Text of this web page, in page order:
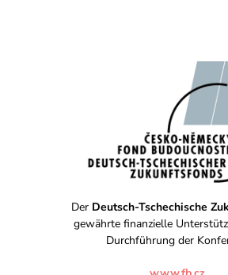
Der Deutsch-Tschechische
gewährte finanzielle
Durchführung der